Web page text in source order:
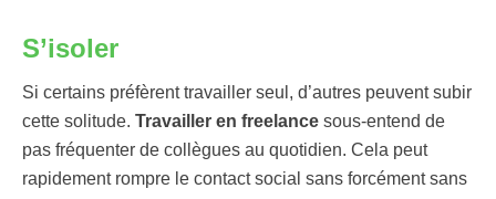
S’isoler
Si certains préfèrent travailler seul, d’autres peuvent subir
cette solitude. Travailler en freelance sous-entend de
pas fréquenter de collègues au quotidien. Cela peut
rapidement rompre le contact social sans forcément sans